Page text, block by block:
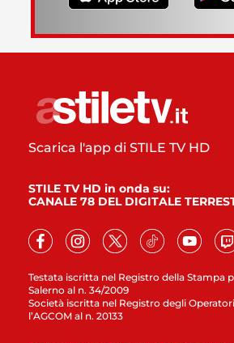
Testata iscritta nel Registro della Stampa
Salerno al n. 34/2009
Società iscritta nel Registro degli
l’AGCOM al n. 20133
Scarica l'app di STILE TV HD
STILE TV HD in onda su:
CANALE 78 DEL DIGITALE